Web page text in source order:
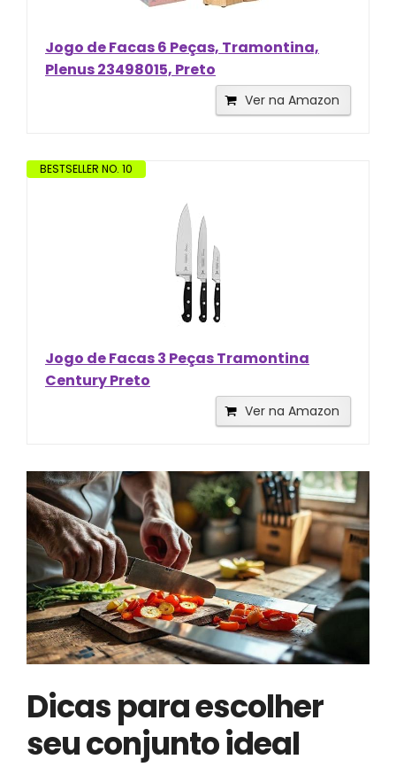
Jogo de Facas 6 Peças, Tramontina,
Plenus 23498015, Preto
Ver na Amazon
BESTSELLER NO. 10
Jogo de Facas 3 Peças Tramontina
Century Preto
Ver na Amazon
Dicas para escolher
seu conjunto ideal